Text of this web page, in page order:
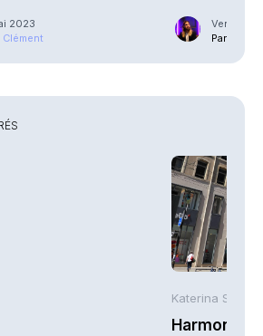
2023
Clément
Vendredi
Par
Katerina
Harmonie